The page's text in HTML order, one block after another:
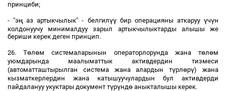
принциби;
- "эңаз артыкчылык" - белгилүүбир операцияны аткарууүчүн
колдонуучу минималдуу зарыл артыкчылыктарды алышы же
бериши керек деген принцип.
26. Төлөм системаларынын операторлорунда жана төлөм
уюмдарында маалыматтык активдердин тизмеси
(автоматташтырылган система жана алардын түрлөрү) жана
кызматкерлердин жана катышуучулардын бул активдерди
пайдалануу укуктары документ түрүндө аныкталышы керек.